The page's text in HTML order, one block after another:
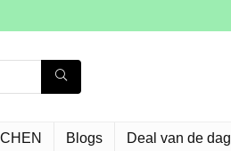
Blogs Deal van de dag